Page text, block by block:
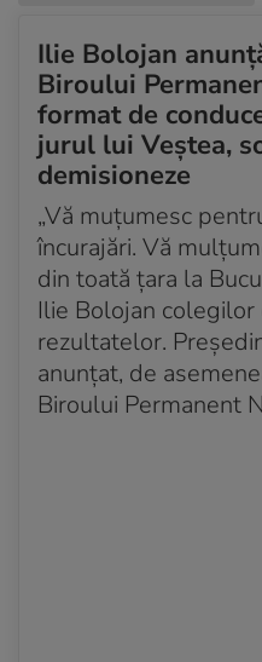
Ilie Bolojan
Biroului
format de
jurul lui Veștea,
demisioneze
„Vă muţumesc
încurajări. Vă
din toată ţara la
Ilie Bolojan colegilor
rezultatelor.
anunţat, de
Biroului Permanent